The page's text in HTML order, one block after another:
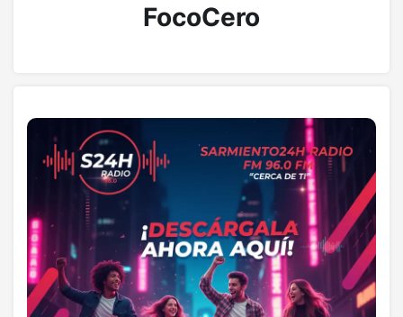
FocoCero